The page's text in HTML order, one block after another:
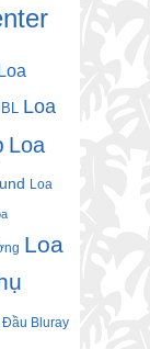
Loa
Loa
Loa
Loa
Loa
Đầu Bluray